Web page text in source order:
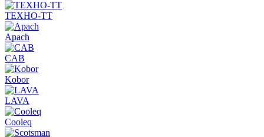
ТЕХНО-ТТ
Apach
CAB
Kobor
LAVA
Cooleq